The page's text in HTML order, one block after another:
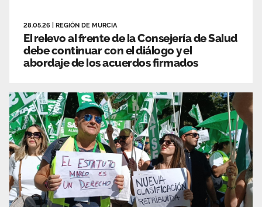
28.05.26 REGIÓN DE MURCIA
El relevo al frente de la Consejería de Salud
debe continuar con el diálogo y el
abordaje de los acuerdos firmados